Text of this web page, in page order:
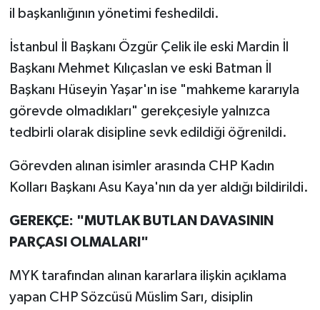
il başkanlığının yönetimi feshedildi.
İstanbul İl Başkanı Özgür Çelik ile eski Mardin İl
Başkanı Mehmet Kılıçaslan ve eski Batman İl
Başkanı Hüseyin Yaşar'ın ise "mahkeme kararıyla
görevde olmadıkları" gerekçesiyle yalnızca
tedbirli olarak disipline sevk edildiği öğrenildi.
Görevden alınan isimler arasında CHP Kadın
Kolları Başkanı Asu Kaya'nın da yer aldığı bildirildi.
GEREKÇE: "MUTLAK BUTLAN DAVASININ
PARÇASI OLMALARI"
MYK tarafından alınan kararlara ilişkin açıklama
yapan CHP Sözcüsü Müslim Sarı, disiplin